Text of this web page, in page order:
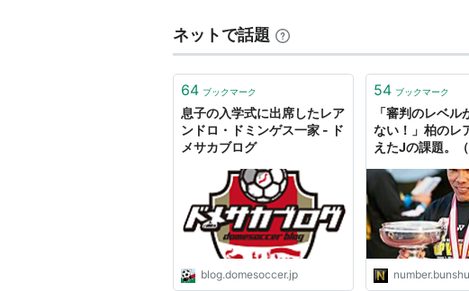
ネットで話題
64 ブックマーク
息子の入学式に出席したレア
ンドロ・ドミンゲス一家 - ド
メサカブログ
blog.domesoccer.jp
54 ブックマーク
「審判のレベル
ない！」柏のレ
えたJの課題。（